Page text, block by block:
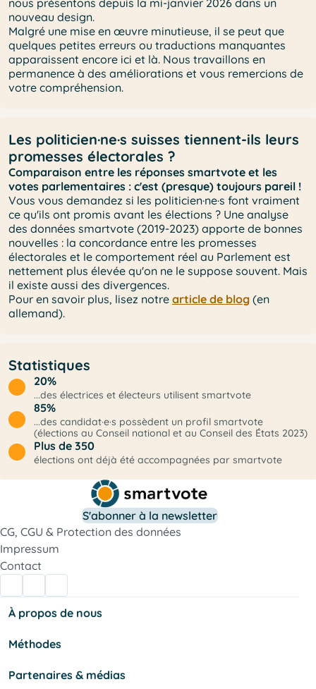
nouveau design.
Malgré une mise en œuvre minutieuse, il se peut que
quelques petites erreurs ou traductions manquantes
apparaissent encore ici et là. Nous travaillons en
permanence à des améliorations et vous remercions de
votre compréhension.
Les politicien·ne·s suisses tiennent-ils leurs
promesses électorales ?
Comparaison entre les réponses smartvote et les
votes parlementaires : c'est (presque) toujours pareil !
Vous vous demandez si les politicien·ne·s font vraiment
ce qu'ils ont promis avant les élections ? Une analyse
des données smartvote (2019-2023) apporte de bonnes
nouvelles : la concordance entre les promesses
électorales et le comportement réel au Parlement est
nettement plus élevée qu'on ne le suppose souvent. Mais
il existe aussi des divergences.
Pour en savoir plus, lisez notre article de blog (en
allemand).
Statistiques
20%
...des électrices et électeurs utilisent smartvote
85%
...des candidat·e·s possèdent un profil smartvote
(élections au Conseil national et au Conseil des États 2023)
Plus de 350
élections ont déjà été accompagnées par smartvote
S'abonner à la newsletter
CG, CGU & Protection des données
Impressum
Contact
À propos de nous
Méthodes
Partenaires & médias